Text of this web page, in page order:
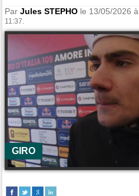
ParJules STEPHO le 13/05/2026
11:37.
GIRO